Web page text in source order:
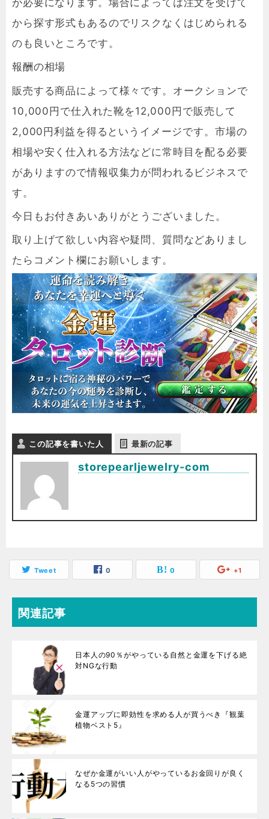
が必要になります。場合によっては注文を受けて
から探す形式もあるのでリスクなくはじめられる
のも良いところです。
報酬の相場
販売する商品によって様々です。オークションで
10,000円で仕入れた靴を12,000円で販売して
2,000円利益を得るというイメージです。市場の
相場や安く仕入れる方法などに常時目を配る必要
がありますので情報収集力が問われるビジネスで
す。
今日もお付きあいありがとうございました。
取り上げて欲しい内容や疑問、質問などありまし
たらコメント欄にお願いします。
この記事を書いた人 最新の記事
storepearljewelry-com
Tweet 0 0 +1
関連記事
日本人の90％がやっている自然と金運を下げる絶
対NGな行動
金運アップに即効性を求める人が買うべき『観葉
植物ベスト5』
なぜか金運がいい人がやっているお金回りが良く
なる5つの習慣